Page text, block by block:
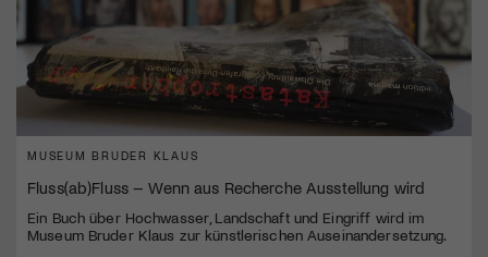
MUSEUM BRUDER KLAUS
Fluss(ab)Fluss – Wenn aus Recherche Ausstellung wird
Ein Buch über Hochwasser, Landschaft und Eingriff wird im
Museum Bruder Klaus zur künstlerischen Auseinandersetzung.